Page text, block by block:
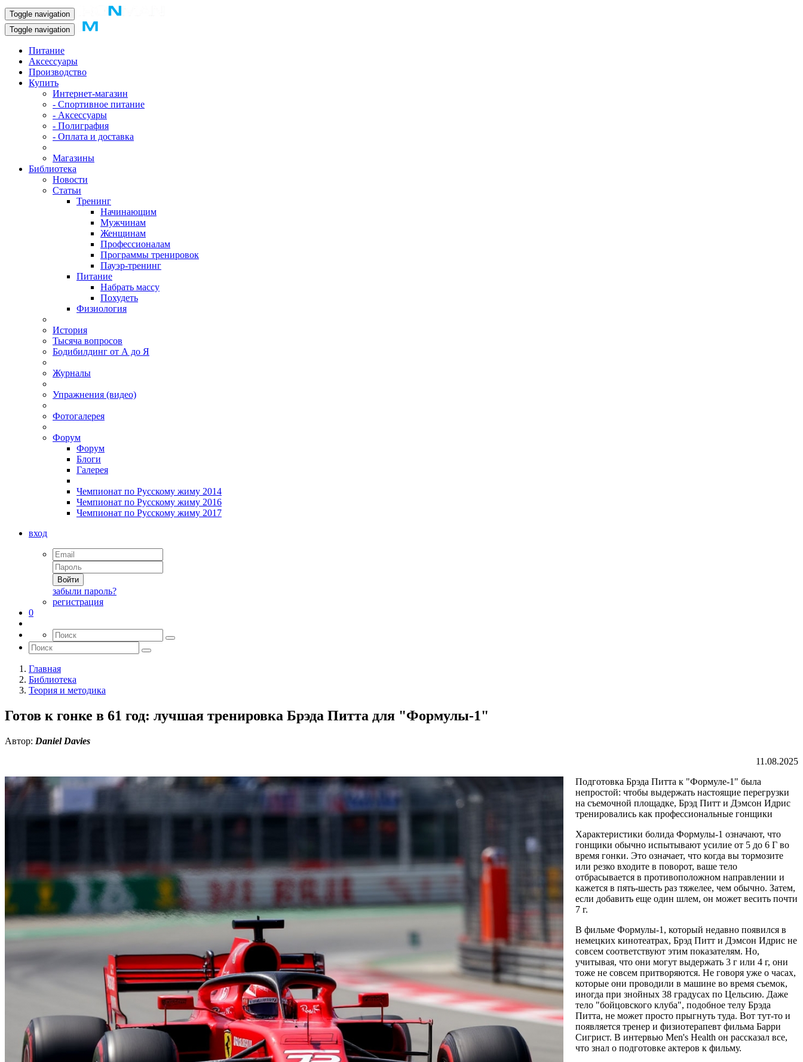
Toggle navigation
Toggle navigation
Питание
Аксессуары
Производство
Купить
Интернет-магазин
- Спортивное питание
- Аксессуары
- Полиграфия
- Оплата и доставка
Магазины
Библиотека
Новости
Статьи
Тренинг
Начинающим
Мужчинам
Женщинам
Профессионалам
Программы тренировок
Пауэр-тренинг
Питание
Набрать массу
Похудеть
Физиология
История
Тысяча вопросов
Бодибилдинг от А до Я
Журналы
Упражнения (видео)
Фотогалерея
Форум
Форум
Блоги
Галерея
Чемпионат по Русскому жиму 2014
Чемпионат по Русскому жиму 2016
Чемпионат по Русскому жиму 2017
вход
Войти
забыли пароль?
регистрация
0
Главная
Библиотека
Теория и методика
Готов к гонке в 61 год: лучшая тренировка Брэда Питта для "Формулы-1"
Автор: Daniel Davies
11.08.2025
Подготовка Брэда Питта к "Формуле-1" была
непростой: чтобы выдержать настоящие перегрузки
на съемочной площадке, Брэд Питт и Дэмсон Идрис
тренировались как профессиональные гонщики
Характеристики болида Формулы-1 означают, что
гонщики обычно испытывают усилие от 5 до 6 Г во
время гонки. Это означает, что когда вы тормозите
или резко входите в поворот, ваше тело
отбрасывается в противоположном направлении и
кажется в пять-шесть раз тяжелее, чем обычно. Затем,
если добавить еще один шлем, он может весить почти
7 г.
В фильме Формулы-1, который недавно появился в
немецких кинотеатрах, Брэд Питт и Дэмсон Идрис не
совсем соответствуют этим показателям. Но,
учитывая, что они могут выдержать 3 г или 4 г, они
тоже не совсем притворяются. Не говоря уже о часах,
которые они проводили в машине во время съемок,
иногда при знойных 38 градусах по Цельсию. Даже
тело "бойцовского клуба", подобное телу Брэда
Питта, не может просто прыгнуть туда. Вот тут-то и
появляется тренер и физиотерапевт фильма Барри
Сигрист. В интервью Men's Health он рассказал все,
что знал о подготовке актеров к фильму.